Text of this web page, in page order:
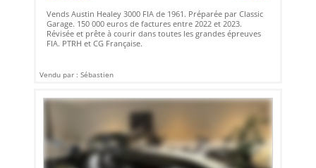
Vends Austin Healey 3000 FIA de 1961. Préparée par Classic
Garage. 150 000 euros de factures entre 2022 et 2023.
Révisée et prête à courir dans toutes les grandes épreuves
FIA. PTRH et CG Française.
Vendu par : Sébastien